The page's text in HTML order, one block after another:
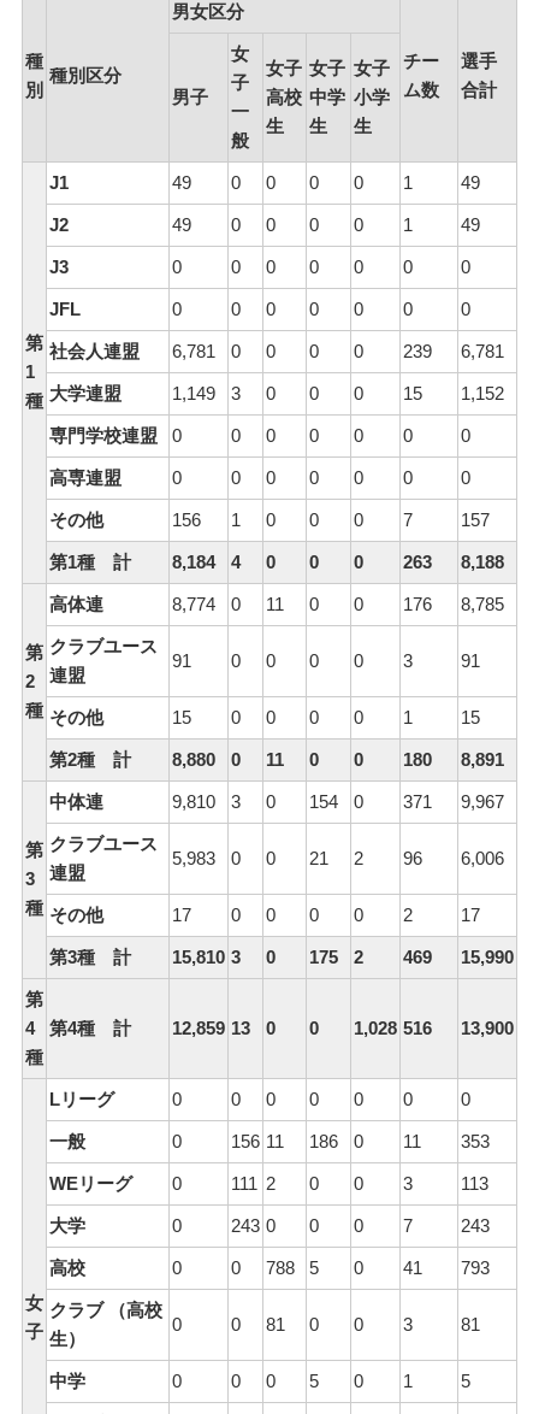
種
別
種別区分
男女区分
チー
ム数
選手
合計
男子
女
子
一
般
女子
高校
生
女子
中学
生
女子
小学
生
第
1
種
J1 49 0 0 0 0 1 49
J2 49 0 0 0 0 1 49
J3 0 0 0 0 0 0 0
JFL 0 0 0 0 0 0 0
社会人連盟 6,781 0 0 0 0 239 6,781
大学連盟 1,149 3 0 0 0 15 1,152
専門学校連盟 0 0 0 0 0 0 0
高専連盟 0 0 0 0 0 0 0
その他 156 1 0 0 0 7 157
第1種 計 8,184 4 0 0 0 263 8,188
第
2
種
高体連 8,774 0 11 0 0 176 8,785
クラブユース
連盟
91 0 0 0 0 3 91
その他 15 0 0 0 0 1 15
第2種 計 8,880 0 11 0 0 180 8,891
第
3
種
中体連 9,810 3 0 154 0 371 9,967
クラブユース
連盟
5,983 0 0 21 2 96 6,006
その他 17 0 0 0 0 2 17
第3種 計 15,810 3 0 175 2 469 15,990
第
4
種
第4種 計 12,859 13 0 0 1,028 516 13,900
女
子
Lリーグ 0 0 0 0 0 0 0
一般 0 156 11 186 0 11 353
WEリーグ 0 111 2 0 0 3 113
大学 0 243 0 0 0 7 243
高校 0 0 788 5 0 41 793
クラブ （高校
生）
0 0 81 0 0 3 81
中学 0 0 0 5 0 1 5